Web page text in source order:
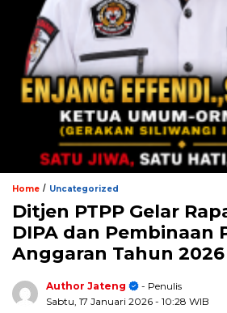
Home / Uncategorized
Ditjen PTPP Gelar
DIPA dan Pembinaan
Anggaran Tahun 2026
Author Jateng
- Penulis
Sabtu, 17 Januari 2026 - 10:28 WIB